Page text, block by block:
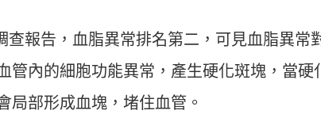
報告，血脂異常排名第二，可見血脂異常
管內的細胞功能異常，產生硬化斑塊，當硬
局部形成血塊，堵住血管。